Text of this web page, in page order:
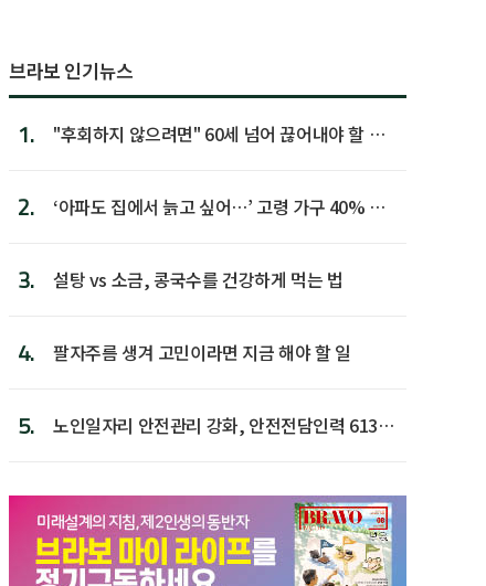
브라보 인기뉴스
1.
"후회하지 않으려면" 60세 넘어 끊어내야 할 사
2.
‘아파도 집에서 늙고 싶어…’ 고령 가구 40% 노
3. 설탕 vs 소금, 콩국수를 건강하게 먹는 법
4. 팔자주름 생겨 고민이라면 지금 해야 할 일
5.
노인일자리 안전관리 강화, 안전전담인력 613명